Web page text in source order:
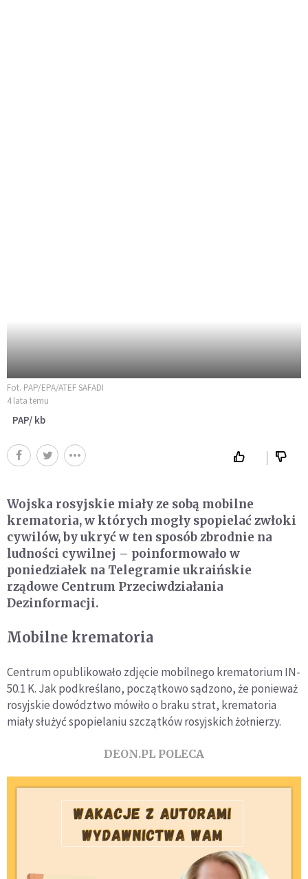
Fot. PAP/EPA/ATEF SAFADI
4 lata temu
PAP/ kb
Wojska rosyjskie miały ze sobą mobilne
krematoria, w których mogły spopielać zwłoki
cywilów, by ukryć w ten sposób zbrodnie na
ludności cywilnej – poinformowało w
poniedziałek na Telegramie ukraińskie
rządowe Centrum Przeciwdziałania
Dezinformacji.
Mobilne krematoria
Centrum opublikowało zdjęcie mobilnego krematorium IN-
50.1 K. Jak podkreślano, początkowo sądzono, że ponieważ
rosyjskie dowództwo mówiło o braku strat, krematoria
miały służyć spopielaniu szczątków rosyjskich żołnierzy.
DEON.PL POLECA